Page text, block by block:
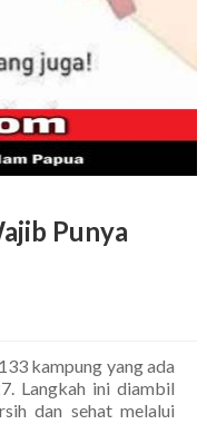
Punya
kampung yang ada
Langkah ini diambil
dan sehat melalui